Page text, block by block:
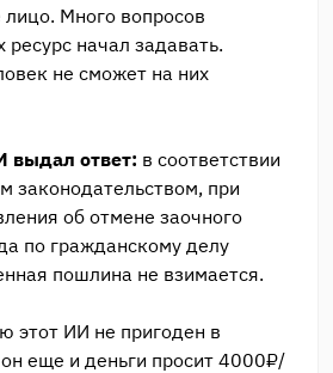
Много вопросов
начал задавать.
не сможет на них
выдал ответ: в соответствии
законодательством, при
об отмене заочного
по гражданскому делу
пошлина не взимается.
этот ИИ не пригоден в
еще и деньги просит 4000₽/